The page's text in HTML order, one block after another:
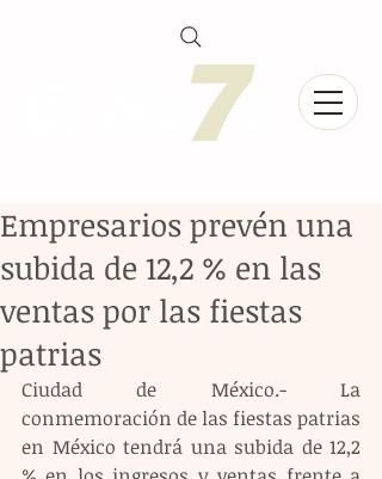
Empresarios prevén una
subida de 12,2 % en las
ventas por las fiestas
patrias
Ciudad de México.- La
conmemoración de las fiestas patrias
en México tendrá una subida de 12,2